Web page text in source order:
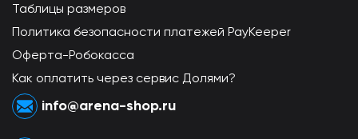
Таблицы размеров
Политика безопасности платежей PayKeeper
Оферта-Робокасса
Как оплатить через сервис Долями?
info@arena-shop.ru